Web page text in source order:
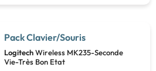
Pack Clavier/Souris
LogitechWireless MK235-Seconde
Vie-Très Bon Etat